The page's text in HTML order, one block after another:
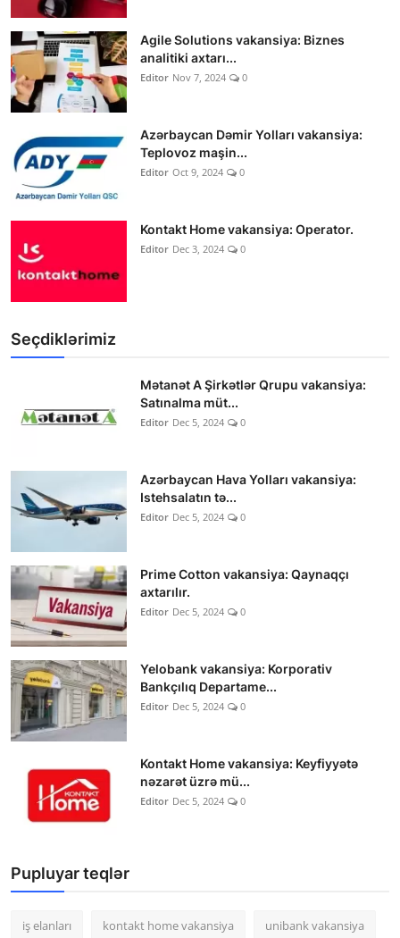
Agile Solutions vakansiya: Biznes
analitiki axtarı...
Editor Nov 7, 2024 0
Azərbaycan Dəmir Yolları vakansiya:
Teplovoz maşin...
Editor Oct 9, 2024 0
Kontakt Home vakansiya: Operator.
Editor Dec 3, 2024 0
Seçdiklərimiz
Mətanət A Şirkətlər Qrupu vakansiya:
Satınalma müt...
Editor Dec 5, 2024 0
Azərbaycan Hava Yolları vakansiya:
Istehsalatın tə...
Editor Dec 5, 2024 0
Prime Cotton vakansiya: Qaynaqçı
axtarılır.
Editor Dec 5, 2024 0
Yelobank vakansiya: Korporativ
Bankçılıq Departame...
Editor Dec 5, 2024 0
Kontakt Home vakansiya: Keyfiyyətə
nəzarət üzrə mü...
Editor Dec 5, 2024 0
Pupluyar teqlər
iş elanları kontakt home vakansiya unibank vakansiya